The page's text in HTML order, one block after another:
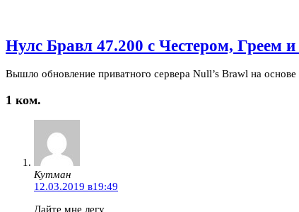
Нулс Бравл 47.200 с Честером, Греем
Вышло обновление приватного сервера Null’s Brawl на
1 ком.
Кутман
12.03.2019 в19:49
Дайте мне легу